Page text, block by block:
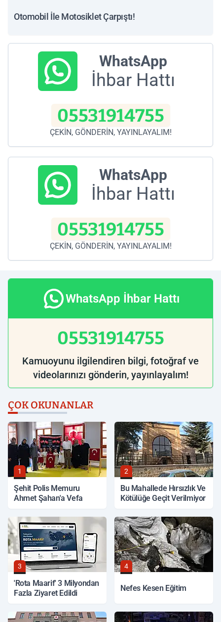
Otomobil İle Motosiklet Çarpıştı!
WhatsApp
İhbar Hattı
05531914755
ÇEKİN, GÖNDERİN, YAYINLAYALIM!
WhatsApp
İhbar Hattı
05531914755
ÇEKİN, GÖNDERİN, YAYINLAYALIM!
WhatsApp İhbar Hattı
05531914755
Kamuoyunu ilgilendiren bilgi, fotoğraf ve
videolarınızı gönderin, yayınlayalım!
ÇOK OKUNANLAR
1
Şehit Polis Memuru
Ahmet Şahan'a Vefa
2
Bu Mahallede Hırsızlık Ve
Kötülüğe Geçit Verilmiyor
3
'Rota Maarif' 3 Milyondan
Fazla Ziyaret Edildi
4
Nefes Kesen Eğitim